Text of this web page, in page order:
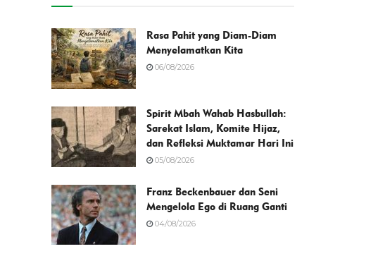
Rasa Pahit yang Diam-Diam
Menyelamatkan Kita
06/08/2026
Spirit Mbah Wahab Hasbullah:
Sarekat Islam, Komite Hijaz,
dan Refleksi Muktamar Hari Ini
05/08/2026
Franz Beckenbauer dan Seni
Mengelola Ego di Ruang Ganti
04/08/2026